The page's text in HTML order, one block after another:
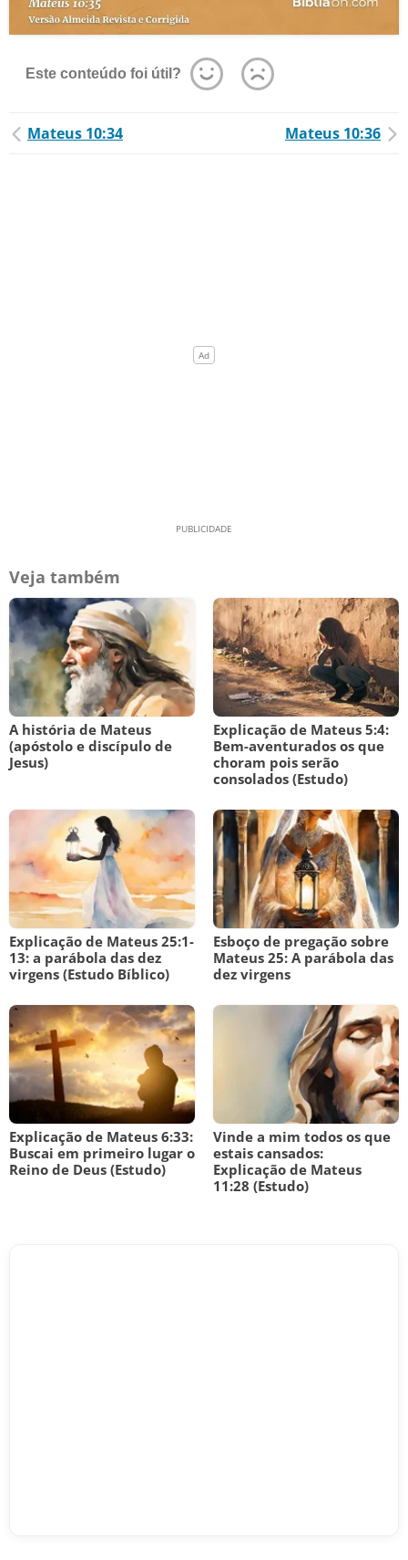
Este conteúdo foi útil?
Mateus 10:34 Mateus 10:36
Veja também
A história de Mateus
(apóstolo e discípulo de
Jesus)
Explicação de Mateus 5:4:
Bem-aventurados os que
choram pois serão
consolados (Estudo)
Explicação de Mateus 25:1-
13: a parábola das dez
virgens (Estudo Bíblico)
Esboço de pregação sobre
Mateus 25: A parábola das
dez virgens
Explicação de Mateus 6:33:
Buscai em primeiro lugar o
Reino de Deus (Estudo)
Vinde a mim todos os que
estais cansados:
Explicação de Mateus
11:28 (Estudo)